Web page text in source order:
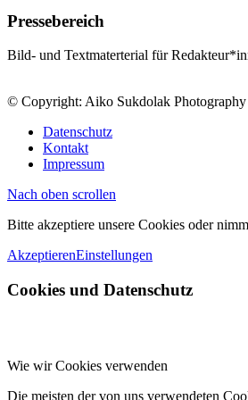
Pressebereich
Bild- und Textmaterterial für
© Copyright: Aiko Sukdolak Photography
Datenschutz
Kontakt
Impressum
Nach oben scrollen
Bitte akzeptiere unsere Cookies oder
AkzeptierenEinstellungen
Cookies und Datenschutz
Wie wir Cookies verwenden
Die meisten der von uns verwendeten